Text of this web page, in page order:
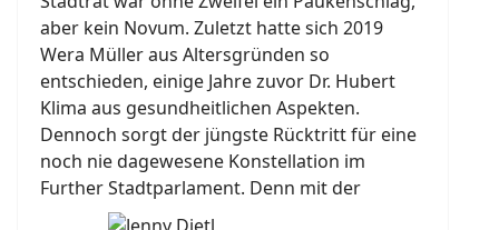
aber kein Novum. Zuletzt hatte sich 2019
Wera Müller aus Altersgründen so
entschieden, einige Jahre zuvor Dr. Hubert
Klima aus gesundheitlichen Aspekten.
Dennoch sorgt der jüngste Rücktritt für eine
noch nie dagewesene Konstellation im
Further Stadtparlament. Denn mit der